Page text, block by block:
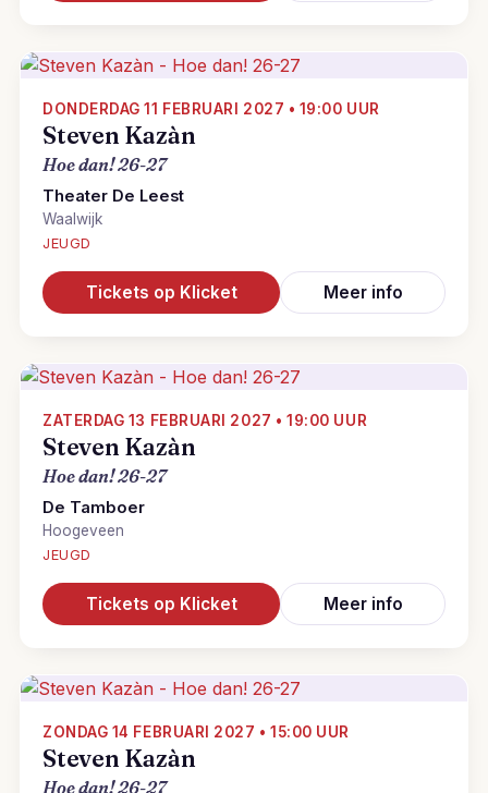
DONDERDAG 11 FEBRUARI 2027 • 19:00 UUR
Steven Kazàn
Hoe dan! 26-27
Theater De Leest
Waalwijk
JEUGD
Tickets op Klicket Meer info
ZATERDAG 13 FEBRUARI 2027 • 19:00 UUR
Steven Kazàn
Hoe dan! 26-27
De Tamboer
Hoogeveen
JEUGD
Tickets op Klicket Meer info
ZONDAG 14 FEBRUARI 2027 • 15:00 UUR
Steven Kazàn
Hoe dan! 26-27